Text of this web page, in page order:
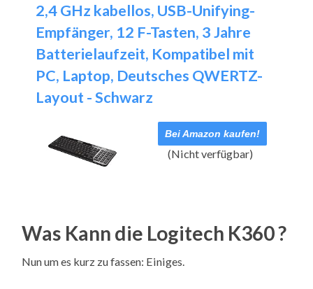
2,4 GHz kabellos, USB-Unifying-
Empfänger, 12 F-Tasten, 3 Jahre
Batterielaufzeit, Kompatibel mit
PC, Laptop, Deutsches QWERTZ-
Layout - Schwarz
Bei Amazon kaufen!
(Nicht verfügbar)
Was Kann die Logitech K360 ?
Nun um es kurz zu fassen: Einiges.